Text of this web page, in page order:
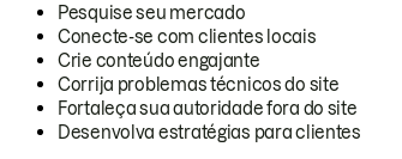
Pesquise seu mercado
Conecte-se com clientes locais
Crie conteúdo engajante
Corrija problemas técnicos do site
Fortaleça sua autoridade fora do site
Desenvolva estratégias para clientes